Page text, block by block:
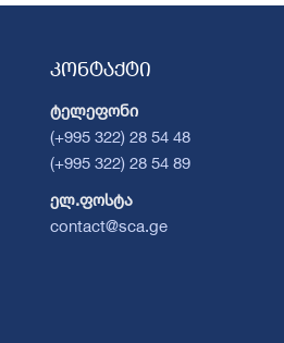
კონტაქტი
ტელეფონი
(+995 322) 28 54 48
(+995 322) 28 54 89
ელ.ფოსტა
contact@sca.ge